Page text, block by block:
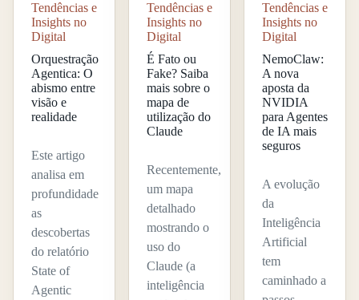
Tendências e
Insights no
Digital
Orquestração
Agentica: O
abismo entre
visão e
realidade
Este artigo
analisa em
profundidade
as
descobertas
do relatório
State of
Agentic
Tendências e
Insights no
Digital
É Fato ou
Fake? Saiba
mais sobre o
mapa de
utilização do
Claude
Recentemente,
um mapa
detalhado
mostrando o
uso do
Claude (a
inteligência
Tendências e
Insights no
Digital
NemoClaw:
A nova
aposta da
NVIDIA
para Agentes
de IA mais
seguros
A evolução
da
Inteligência
Artificial
tem
caminhado a